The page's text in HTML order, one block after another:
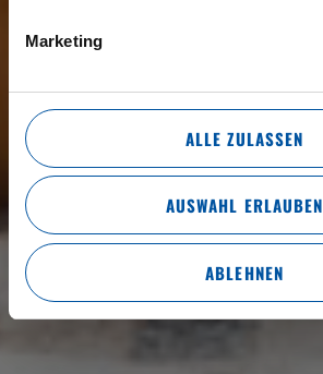
Marketing
ALLE ZULASSEN
AUSWAHL ERLAUBEN
ABLEHNEN